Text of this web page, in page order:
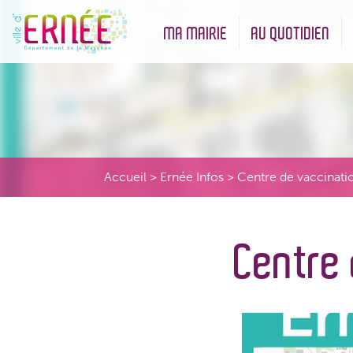
MA MAIRIE AU QUOTIDIEN
Accueil > Ernée Infos > Centre de